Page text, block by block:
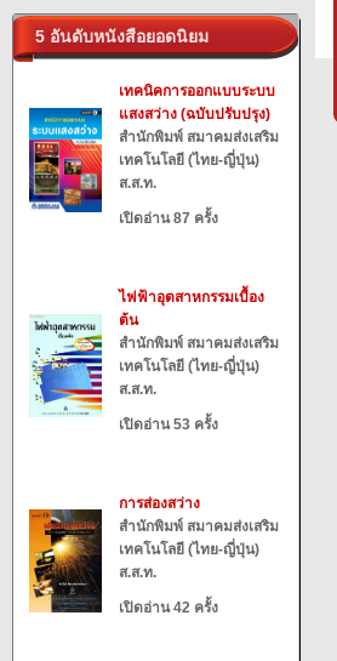
5 อันดับหนังสือยอดนิยม
เทคนิคการออกแบบระบบ
แสงสว่าง (ฉบับปรับปรุง)
สำนักพิมพ์ สมาคมส่งเสริม
เทคโนโลยี (ไทย-ญี่ปุ่น)
ส.ส.ท.
เปิดอ่าน 87 ครั้ง
ไฟฟ้าอุตสาหกรรมเบื้อง
ต้น
สำนักพิมพ์ สมาคมส่งเสริม
เทคโนโลยี (ไทย-ญี่ปุ่น)
ส.ส.ท.
เปิดอ่าน 53 ครั้ง
การส่องสว่าง
สำนักพิมพ์ สมาคมส่งเสริม
เทคโนโลยี (ไทย-ญี่ปุ่น)
ส.ส.ท.
เปิดอ่าน 42 ครั้ง